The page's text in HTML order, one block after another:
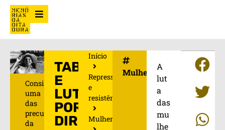
Considerada
uma
das
precursoras
da
TABUS
E
LUTAS
POR
DIREITOS
Início
Repressão
e
resistência
Mulheres
Mulheres
A
lut
a
das
mu
lhe